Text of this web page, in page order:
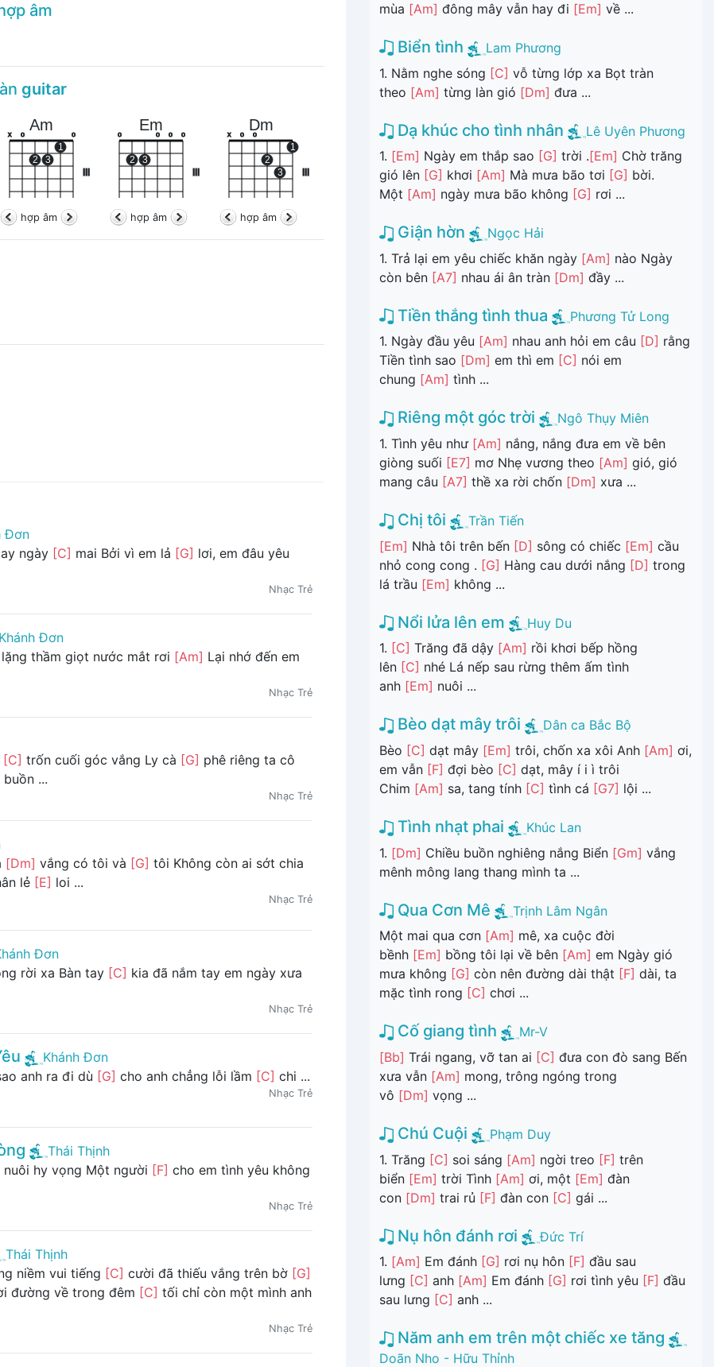
âm
guitar
Am
x o
2 3
1
o
hợp âm
Em
o
2 3
o o o
hợp âm
Dm
x o o
2
3
1
hợp âm
Đơn
ngày [C] mai Bởi vì em lả [G] lơi, em đâu yêu
Nhạc Trẻ
Khánh Đơn
lặng thầm giọt nước mắt rơi [Am] Lại nhớ đến em
Nhạc Trẻ
[C] trốn cuối góc vắng Ly cà [G] phê riêng ta cô
...
Nhạc Trẻ
[Dm] vắng có tôi và [G] tôi Không còn ai sớt chia
lẻ [E] loi ...
Nhạc Trẻ
Đơn
rời xa Bàn tay [C] kia đã nắm tay em ngày xưa
Nhạc Trẻ
Khánh Đơn
anh ra đi dù [G] cho anh chẳng lỗi lầm [C] chi ...
Nhạc Trẻ
Thái Thịnh
nuôi hy vọng Một người [F] cho em tình yêu không
Nhạc Trẻ
Thái Thịnh
niềm vui tiếng [C] cười đã thiếu vắng trên bờ [G]
đường về trong đêm [C] tối chỉ còn một mình anh
Nhạc Trẻ
mùa [Am] đông mây vẫn hay đi [Em] về ...
Biển tình
Lam Phương
1. Nằm nghe sóng [C] vỗ từng lớp xa Bọt tràn
theo [Am] từng làn gió [Dm] đưa ...
Dạ khúc cho tình nhân
Lê Uyên Phương
1. [Em] Ngày em thắp sao [G] trời .[Em] Chờ trăng
gió lên [G] khơi [Am] Mà mưa bão tơi [G] bời.
Một [Am] ngày mưa bão không [G] rơi ...
Giận hờn
Ngọc Hải
1. Trả lại em yêu chiếc khăn ngày [Am] nào Ngày
còn bên [A7] nhau ái ân tràn [Dm] đầy ...
Tiền thắng tình thua
Phương Tử Long
1. Ngày đầu yêu [Am] nhau anh hỏi em câu [D] rằng
Tiền tình sao [Dm] em thì em [C] nói em
chung [Am] tình ...
Riêng một góc trời
Ngô Thụy Miên
1. Tình yêu như [Am] nắng, nắng đưa em về bên
giòng suối [E7] mơ Nhẹ vương theo [Am] gió, gió
mang câu [A7] thề xa rời chốn [Dm] xưa ...
Chị tôi
Trần Tiến
[Em] Nhà tôi trên bến [D] sông có chiếc [Em] cầu
nhỏ cong cong . [G] Hàng cau dưới nắng [D] trong
lá trầu [Em] không ...
Nổi lửa lên em
Huy Du
1. [C] Trăng đã dậy [Am] rồi khơi bếp hồng
lên [C] nhé Lá nếp sau rừng thêm ấm tình
anh [Em] nuôi ...
Bèo dạt mây trôi
Dân ca Bắc Bộ
Bèo [C] dạt mây [Em] trôi, chốn xa xôi Anh [Am] ơi,
em vẫn [F] đợi bèo [C] dạt, mây í i ì trôi
Chim [Am] sa, tang tính [C] tình cá [G7] lội ...
Tình nhạt phai
Khúc Lan
1. [Dm] Chiều buồn nghiêng nắng Biển [Gm] vắng
mênh mông lang thang mình ta ...
Qua Cơn Mê
Trịnh Lâm Ngân
Một mai qua cơn [Am] mê, xa cuộc đời
bềnh [Em] bồng tôi lại về bên [Am] em Ngày gió
mưa không [G] còn nên đường dài thật [F] dài, ta
mặc tình rong [C] chơi ...
Cố giang tình
Mr-V
[Bb] Trái ngang, vỡ tan ai [C] đưa con đò sang Bến
xưa vẫn [Am] mong, trông ngóng trong
vô [Dm] vọng ...
Chú Cuội
Phạm Duy
1. Trăng [C] soi sáng [Am] ngời treo [F] trên
biển [Em] trời Tình [Am] ơi, một [Em] đàn
con [Dm] trai rủ [F] đàn con [C] gái ...
Nụ hôn đánh rơi
Đức Trí
1. [Am] Em đánh [G] rơi nụ hôn [F] đầu sau
lưng [C] anh [Am] Em đánh [G] rơi tình yêu [F] đầu
sau lưng [C] anh ...
Năm anh em trên một chiếc xe tăng
Doãn Nho - Hữu Thỉnh